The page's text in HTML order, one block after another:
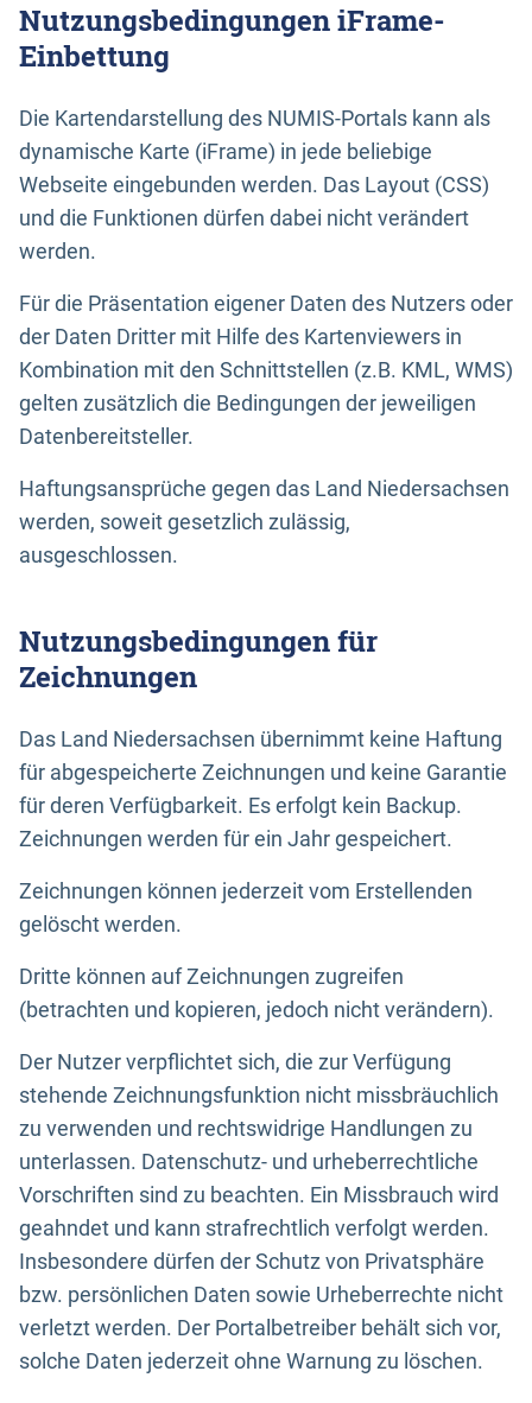
Nutzungsbedingungen iFrame-
Einbettung
Die Kartendarstellung des NUMIS-Portals kann als
dynamische Karte (iFrame) in jede beliebige
Webseite eingebunden werden. Das Layout (CSS)
und die Funktionen dürfen dabei nicht verändert
werden.
Für die Präsentation eigener Daten des Nutzers oder
der Daten Dritter mit Hilfe des Kartenviewers in
Kombination mit den Schnittstellen (z.B. KML, WMS)
gelten zusätzlich die Bedingungen der jeweiligen
Datenbereitsteller.
Haftungsansprüche gegen das Land Niedersachsen
werden, soweit gesetzlich zulässig,
ausgeschlossen.
Nutzungsbedingungen für
Zeichnungen
Das Land Niedersachsen übernimmt keine Haftung
für abgespeicherte Zeichnungen und keine Garantie
für deren Verfügbarkeit. Es erfolgt kein Backup.
Zeichnungen werden für ein Jahr gespeichert.
Zeichnungen können jederzeit vom Erstellenden
gelöscht werden.
Dritte können auf Zeichnungen zugreifen
(betrachten und kopieren, jedoch nicht verändern).
Der Nutzer verpflichtet sich, die zur Verfügung
stehende Zeichnungsfunktion nicht missbräuchlich
zu verwenden und rechtswidrige Handlungen zu
unterlassen. Datenschutz- und urheberrechtliche
Vorschriften sind zu beachten. Ein Missbrauch wird
geahndet und kann strafrechtlich verfolgt werden.
Insbesondere dürfen der Schutz von Privatsphäre
bzw. persönlichen Daten sowie Urheberrechte nicht
verletzt werden. Der Portalbetreiber behält sich vor,
solche Daten jederzeit ohne Warnung zu löschen.